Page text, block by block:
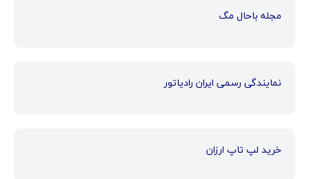
مجله باحال مگ
نمایندگی رسمی ایران رادیاتور
خرید لپ تاپ ارزان